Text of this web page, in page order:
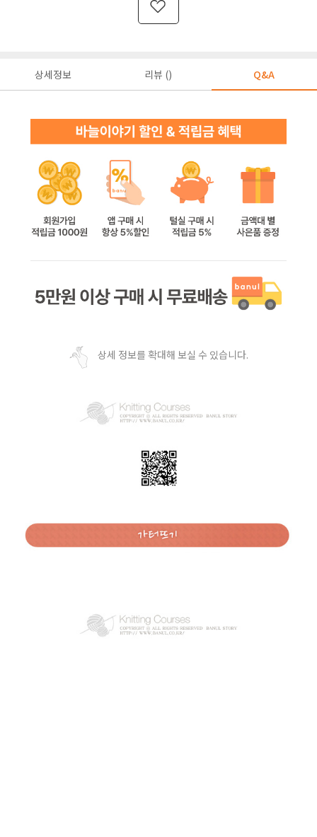
상세정보 리뷰 () Q&A
상세 정보를 확대해 보실 수 있습니다.